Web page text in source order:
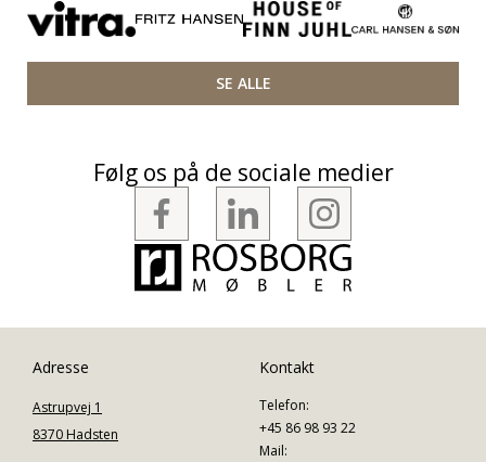
SE ALLE
Følg os på de sociale medier
Adresse
Astrupvej 1
8370 Hadsten
Kontakt
Telefon:
+45 86 98 93 22
Mail: